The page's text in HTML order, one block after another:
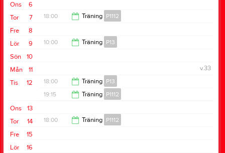
6
Ons
7
Tor 18:00 Träning P1112
19:30
8
Fre
9
Lör 10:00 Träning P13
10
Sön
11
Mån
v.33
12
Tis 18:00 Träning P13
19:15 Träning P1112
20:30
13
Ons
14
Tor 18:00 Träning P1112
15
Fre
16
Lör